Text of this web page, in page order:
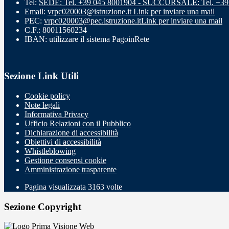
Tel: SEDE: Tel. +39 045 8001904 - SUCCURSALE: Tel.
Email: vrpc020003@istruzione.it Link per inviare una mail
PEC: vrpc020003@pec.istruzione.itLink per inviare una mail
C.F.: 80011560234
IBAN: utilizzare il sistema PagoinRete
Sezione Link Utili
Cookie policy
Note legali
Informativa Privacy
Ufficio Relazioni con il Pubblico
Dichiarazione di accessibilità
Obiettivi di accessibilità
Whistleblowing
Gestione consensi cookie
Amministrazione trasparente
Pagina visualizzata 3163 volte
Sezione Copyright